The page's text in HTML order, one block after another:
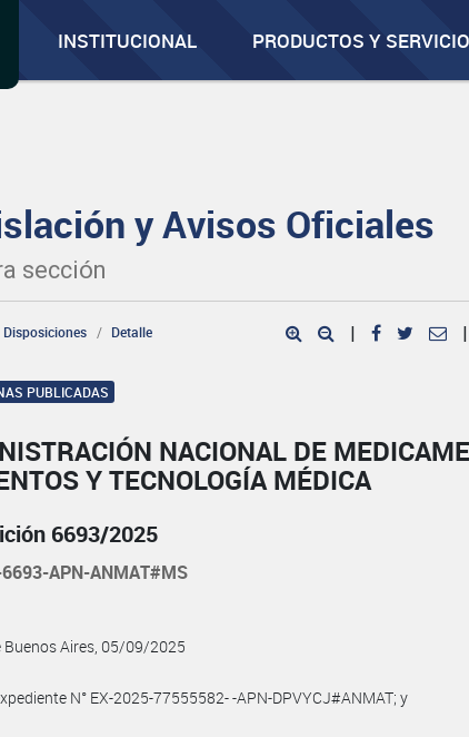
INSTITUCIONAL PRODUCTOS Y
y Avisos Oficiales
sección
Disposiciones Detalle | |
PUBLICADAS
NACIONAL DE
Y TECNOLOGÍA MÉDICA
6693/2025
APN-ANMAT#MS
Buenos Aires, 05/09/2025
N° EX-2025-77555582- -APN-DPVYCJ#ANMAT; y